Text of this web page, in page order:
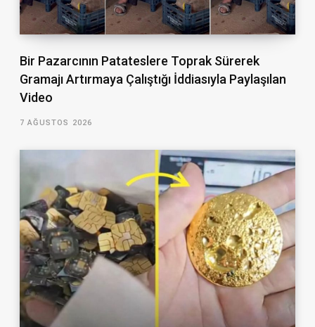
Bir Pazarcının Patateslere Toprak Sürerek
Gramajı Artırmaya Çalıştığı İddiasıyla Paylaşılan
Video
7 AĞUSTOS 2026